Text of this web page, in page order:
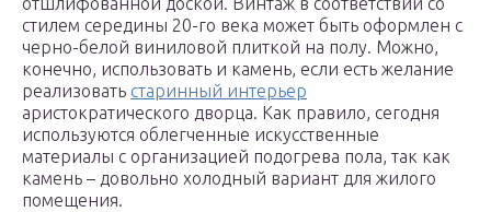
стилем середины 20-го века может быть оформлен с
черно-белой виниловой плиткой на полу. Можно,
конечно, использовать и камень, если есть желание
реализовать старинный интерьер
аристократического дворца. Как правило, сегодня
используются облегченные искусственные
материалы с организацией подогрева пола, так как
камень – довольно холодный вариант для жилого
помещения.